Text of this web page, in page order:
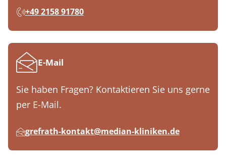
+49 2158 91780
E-Mail
Sie haben Fragen? Kontaktieren Sie uns gerne
per E-Mail.
grefrath-kontakt@median-kliniken.de